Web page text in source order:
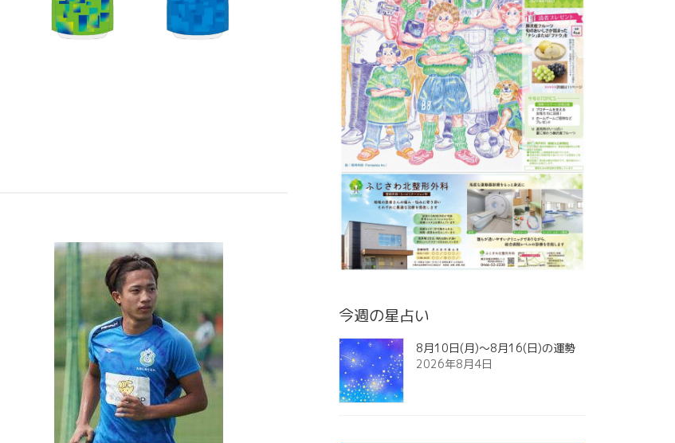
今週の星占い
8月10日(月)～8月16(日)の運勢
2026年8月4日